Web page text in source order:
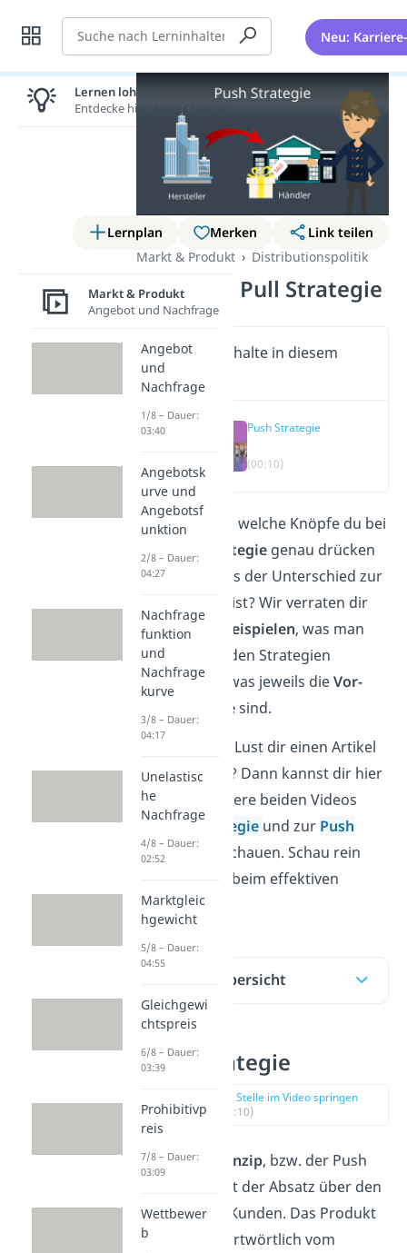
Suche Neu:
Lernplan Merken
Link teilen
Markt & Produkt
Distributionspolitik
Push und Pull Strategie
Wichtige Inhalte in diesem
Video
Push Strategie
(00:10)
Du fragst dich welche Knöpfe du bei
der
Push Strategiegenau drücken
musst und was der Unterschied zur
Pull Strategie ist? Wir verraten dir
anhand von
Beispielen, was man
unter den beiden Strategien
versteht und was jeweils dieVor-
und Nachteilesind.
Du hast keine Lust dir einen Artikel
durchzulesen? Dann kannst dir hier
auch easy unsere beiden Videos
zurPull Strategie und zur Push
Strategie
anschauen. Schau rein
und viel Spaß beim effektiven
Lernen!
Inhaltsübersicht
Push Strategie
zur Stelle im Video springen
(00:10)
BeimPush Prinzip, bzw. der Push
Strategie,führt der Absatz über den
Händler zum Kunden. Das Produkt
wird dabei wortwörtlich vom
Lernen lohnt sich!
Entdecke hier deine Chancen.
Markt & Produkt
Angebot und Nachfrage
Angebot
und
Nachfrage
1/8 – Dauer:
03:40
Angebotsk
urve und
Angebotsf
unktion
2/8 – Dauer:
04:27
Nachfrage
funktion
und
Nachfrage
kurve
3/8 – Dauer:
04:17
Unelastisc
he
Nachfrage
4/8 – Dauer:
02:52
Marktgleic
hgewicht
5/8 – Dauer:
04:55
Gleichgewi
chtspreis
6/8 – Dauer:
03:39
Prohibitivp
reis
7/8 – Dauer:
03:09
Wettbewer
b